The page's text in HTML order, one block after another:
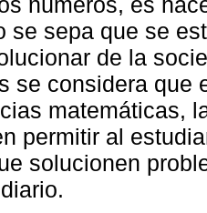
se sepa que se
de la
se considera que
matemáticas,
permitir al
solucionen